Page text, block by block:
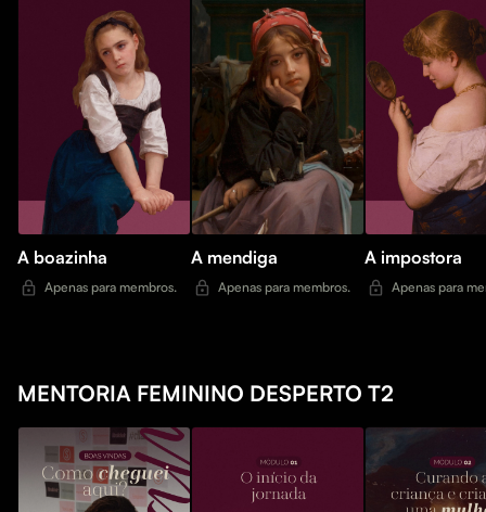
A boazinha
Apenas para membros.
A mendiga
Apenas para membros.
A impostora
Apenas para
MENTORIA FEMININO DESPERTO T2